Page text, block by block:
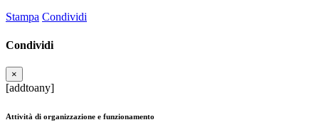
Stampa Condividi
Condividi
×
[addtoany]
Attività di organizzazione e funzionamento